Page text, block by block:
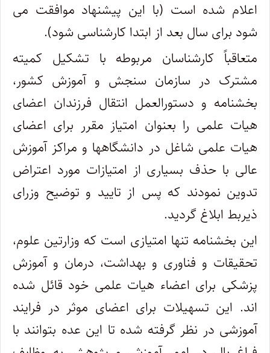
اعلام شده است (با این پیشنهاد موافقت می
شود برای سال بعد از ابتدا کارشناسی شود).
متعاقباً کارشناسان مربوطه با تشکیل کمیته
مشترک در سازمان سنجش و آموزش کشور،
بخشنامه و دستورالعمل انتقال فرزندان اعضای
هیات علمی را بعنوان امتیاز مقرر برای اعضای
هیات علمی شاغل در دانشگاهها و مراکز آموزش
عالی با حذف بسیاری از امتیازات مورد اعتراض
تدوین نمودند که پس از تایید و توضیح وزرای
ذیربط ابلاغ گردید.
این بخشنامه تنها امتیازی است که وزارتین علوم،
تحقیقات و فناوری و بهداشت، درمان و آموزش
پزشکی برای اعضاء هیات علمی خود قائل شده
‎اند. این تسهیلات برای اعضای موثر در فرایند
آموزشی در نظر گرفته شده تا این عده بتوانند با